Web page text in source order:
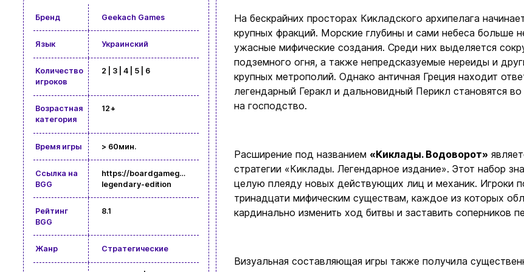
Бренд Geekach Games
Язык Украинский
Количество
игроков
2 | 3 | 4 | 5 | 6
Возрастная
категория
12+
Время игры > 60мин.
Ссылка на
BGG
https://boardgamegeek.com/boardgame/380619/cyclades-
legendary-edition
Рейтинг
BGG
8.1
Жанр Стратегические
На бескрайних просторах Кикладского архипелага
крупных фракций. Морские глубины и сами небеса больше
ужасные мифические создания. Среди них выделяется
подземного огня, а также непредсказуемые нереиды и
крупных метрополий. Однако античная Греция находит
легендарный Геракл и дальновидный Перикл становятся
на господство.
Расширение под названием «Киклады. Водоворот»
стратегии «Киклады. Легендарное издание». Этот набор
целую плеяду новых действующих лиц и механик. Игроки
тринадцати мифическим существам, каждое из которых
кардинально изменить ход битвы и заставить соперников
Визуальная составляющая игры также получила
Ввойти